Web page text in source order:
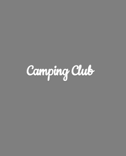
Camping Club